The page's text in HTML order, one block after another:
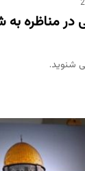
مناظره به
شنوید.